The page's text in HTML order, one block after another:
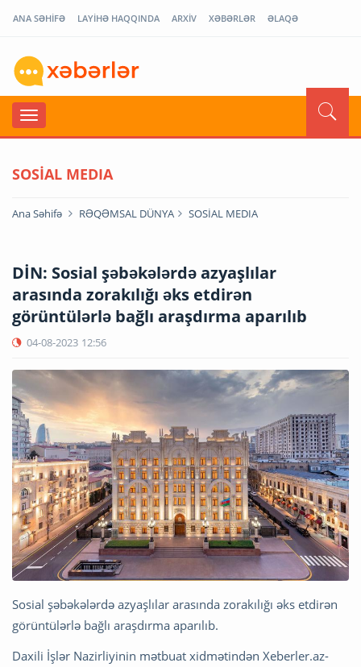
ANA SƏHİFƏ LAYİHƏ HAQQINDA ARXİV XƏBƏRLƏR ƏLAQƏ
SOSİAL MEDIA
Ana Səhifə RƏQƏMSAL DÜNYA SOSİAL MEDIA
DİN: Sosial şəbəkələrdə azyaşlılar
arasında zorakılığı əks etdirən
görüntülərlə bağlı araşdırma aparılıb
04-08-2023 12:56
Sosial şəbəkələrdə azyaşlılar arasında zorakılığı əks etdirən
görüntülərlə bağlı araşdırma aparılıb.
Daxili İşlər Nazirliyinin mətbuat xidmətindən Xeberler.az-